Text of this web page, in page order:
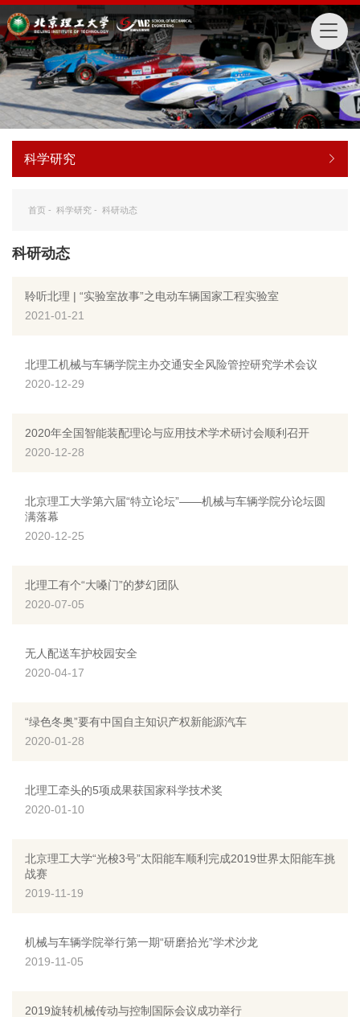
科学研究
首页 - 科学研究 - 科研动态
科研动态
聆听北理 | “实验室故事”之电动车辆国家工程实验室
2021-01-21
北理工机械与车辆学院主办交通安全风险管控研究学术会议
2020-12-29
2020年全国智能装配理论与应用技术学术研讨会顺利召开
2020-12-28
北京理工大学第六届“特立论坛”——机械与车辆学院分论坛圆
满落幕
2020-12-25
北理工有个“大嗓门”的梦幻团队
2020-07-05
无人配送车护校园安全
2020-04-17
“绿色冬奥”要有中国自主知识产权新能源汽车
2020-01-28
北理工牵头的5项成果获国家科学技术奖
2020-01-10
北京理工大学“光梭3号”太阳能车顺利完成2019世界太阳能车挑
战赛
2019-11-19
机械与车辆学院举行第一期“研磨拾光”学术沙龙
2019-11-05
2019旋转机械传动与控制国际会议成功举行